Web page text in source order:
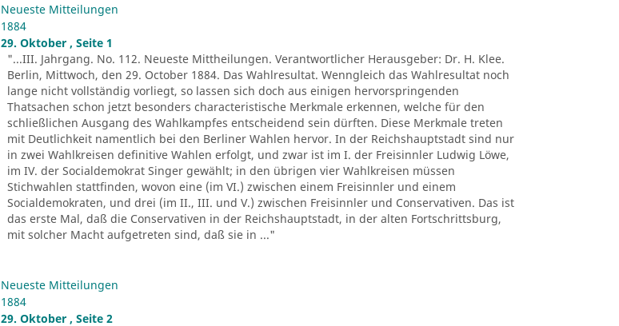
Neueste Mitteilungen
1884
29. Oktober , Seite 1
"...III. Jahrgang. No. 112. Neueste Mittheilungen. Verantwortlicher Herausgeber: Dr. H. Klee.
Berlin, Mittwoch, den 29. October 1884. Das Wahlresultat. Wenngleich das Wahlresultat noch
lange nicht vollständig vorliegt, so lassen sich doch aus einigen hervorspringenden
Thatsachen schon jetzt besonders characteristische Merkmale erkennen, welche für den
schließlichen Ausgang des Wahlkampfes entscheidend sein dürften. Diese Merkmale treten
mit Deutlichkeit namentlich bei den Berliner Wahlen hervor. In der Reichshauptstadt sind nur
in zwei Wahlkreisen definitive Wahlen erfolgt, und zwar ist im I. der Freisinnler Ludwig Löwe,
im IV. der Socialdemokrat Singer gewählt; in den übrigen vier Wahlkreisen müssen
Stichwahlen stattfinden, wovon eine (im VI.) zwischen einem Freisinnler und einem
Socialdemokraten, und drei (im II., III. und V.) zwischen Freisinnler und Conservativen. Das ist
das erste Mal, daß die Conservativen in der Reichshauptstadt, in der alten Fortschrittsburg,
mit solcher Macht aufgetreten sind, daß sie in ..."
Neueste Mitteilungen
1884
29. Oktober , Seite 2